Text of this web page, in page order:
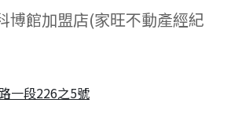
博館加盟店(家旺不動產經紀
一段226之5號